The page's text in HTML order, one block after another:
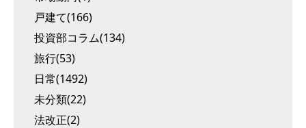
戸建て(166)
投資部コラム(134)
旅行(53)
日常(1492)
未分類(22)
法改正(2)